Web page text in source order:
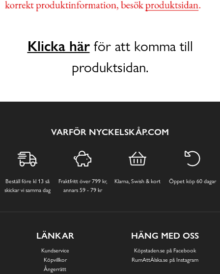
Klicka härför att komma till
produktsidan.
VARFÖR NYCKELSKÅP.COM
Beställ före kl 13 så
skickar vi samma dag
Fraktfritt över 799 kr,
annars 59 - 79 kr
Klarna, Swish & kort Öppet köp 60 dagar
LÄNKAR
Kundservice
Köpvillkor
Ångerrätt
HÄNG MED OSS
Köpstaden.se på Facebook
RumAttÄlska.se på Instagram